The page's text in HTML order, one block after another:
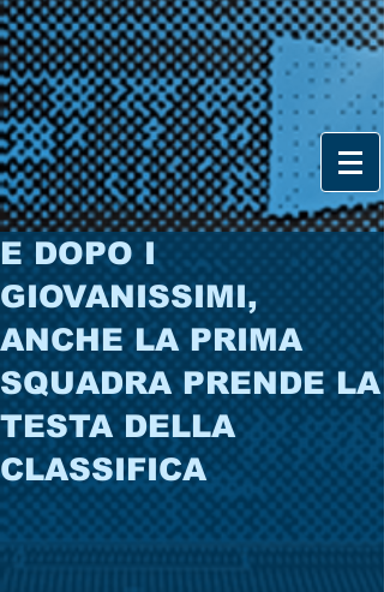
E DOPO I
GIOVANISSIMI,
ANCHE LA PRIMA
SQUADRA PRENDE LA
TESTA DELLA
CLASSIFICA